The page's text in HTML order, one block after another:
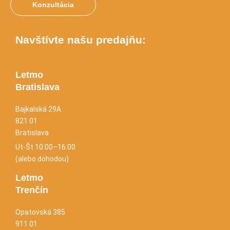
Konzultácia
Navštívte našu predajňu:
Letmo
Bratislava
Bajkalská 29A
821 01
Bratislava
Ut-Št 10:00–16:00
(alebo dohodou)
Letmo
Trenčín
Opatovská 385
911 01